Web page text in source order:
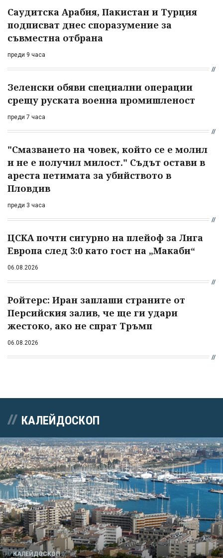
Саудитска Арабия, Пакистан и Турция
подписват днес споразумение за
съвместна отбрана
преди 9 часа
Зеленски обяви специални операции
срещу руската военна промишленост
преди 7 часа
"Смазването на човек, който се е молил
и не е получил милост." Съдът остави в
ареста петимата за убийството в
Пловдив
преди 3 часа
ЦСКА почти сигурно на плейоф за Лига
Европа след 3:0 като гост на „Макаби“
06.08.2026
Ройтерс: Иран заплаши страните от
Персийския залив, че ще ги удари
жестоко, ако не спрат Тръмп
06.08.2026
КАЛЕЙДОСКОП
КАЛЕЙДОСКОП